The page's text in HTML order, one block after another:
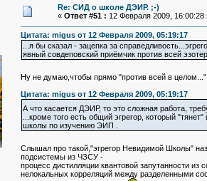
Re: СИД о школе ДЭИР. ;-)
« Ответ #51 : 12 Февраля 2009, 16:00:28
Цитата: migus от 12 Февраля 2009, 05:19:17
...я бы сказал - зацепка за
явный совдеповский приёмчик против всей
Ну не думаю,чтобы прямо "против всей в
Цитата: migus от 12 Февраля 2009, 05:19:17
А что касается ДЭИР, то это сложная работа,
...кроме того есть общий эгрегор, который
школы по изучению ЭИП .
Слышал про такой,"эгрегор Невидимой Школы"
подсистемы из ЧЗСУ -
процесс дистилляции квантовой запутанности из
нелокальных корреляций между разделенными